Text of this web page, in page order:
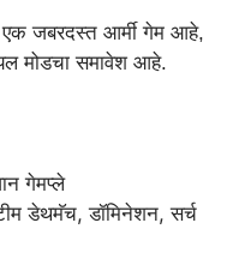
जबरदस्त आर्मी गेम आहे,
मोडचा समावेश आहे.
गेमप्ले
डेथमॅच, डॉमिनेशन, सर्च